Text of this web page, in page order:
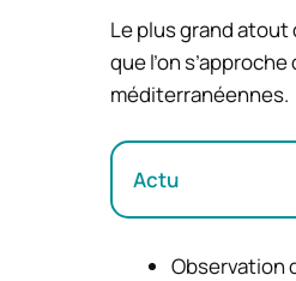
Le plus grand
que l’on
méditerranéennes.
Actu
Observation